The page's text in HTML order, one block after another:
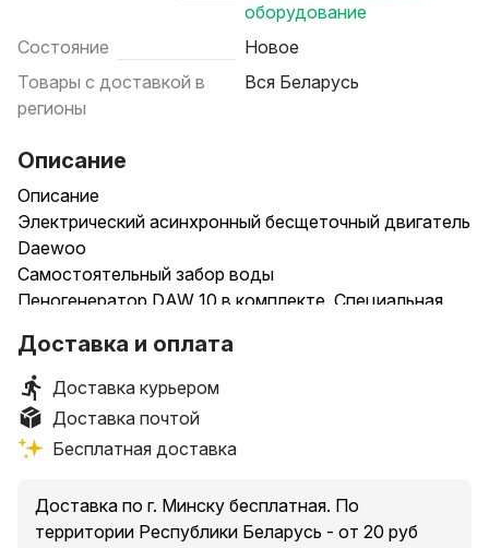
оборудование
Состояние
Новое
Товары с доставкой в
регионы
Вся Беларусь
Описание
Описание
Электрический асинхронный бесщеточный двигатель
Daewoo
Самостоятельный забор воды
Пеногенератор DAW 10 в комплекте. Специальная
моющих средств позволяет экономично и быстро
наносить пену на очищаемую поверхность.
Профессиональный пистолет с металлическим
соплом. Все детали пистолета, находящиеся в
непосредственном контакте с водой, выполнены из
давления и температуры.
Автоматическое отключение
Доставка и оплата
Доставка курьером
Доставка почтой
Бесплатная доставка
Доставка по г. Минску бесплатная. По
территории Республики Беларусь - от 20 руб